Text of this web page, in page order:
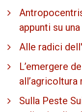
appunti su
Alle radici
L’emergere
all’agricoltura
Sulla Peste